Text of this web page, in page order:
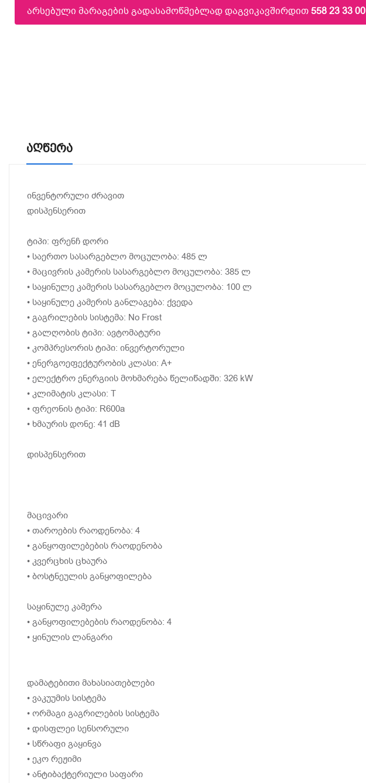
არსებული მარაგების გადასამოწმებლად დაგვიკავშირდით558 23 33 00
Აღწერა
ინვენტორული ძრავით
დისპენსერით
ტიპი: ფრენჩ დორი
• საერთო სასარგებლო მოცულობა: 485 ლ
• მაცივრის კამერის სასარგებლო მოცულობა: 385 ლ
• საყინულე კამერის სასარგებლო მოცულობა: 100 ლ
• საყინულე კამერის განლაგება: ქვედა
• გაგრილების სისტემა: No Frost
• გალღობის ტიპი: ავტომატური
• კომპრესორის ტიპი: ინვერტორული
• ენერგოეფექტურობის კლასი: A+
• ელექტრო ენერგიის მოხმარება წელიწადში: 326 kW
• კლიმატის კლასი: T
• ფრეონის ტიპი: R600a
• ხმაურის დონე: 41 dB
დისპენსერით
მაცივარი
• თაროების რაოდენობა: 4
• განყოფილებების რაოდენობა
• კვერცხის ცხაურა
• ბოსტნეულის განყოფილება
საყინულე კამერა
• განყოფილებების რაოდენობა: 4
• ყინულის ლანგარი
დამატებითი მახასიათებლები
• ვაკუუმის სისტემა
• ორმაგი გაგრილების სისტემა
• დისფლეი სენსორული
• სწრაფი გაყინვა
• ეკო რეჟიმი
• ანტიბაქტერიული საფარი